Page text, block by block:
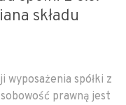
składu
wyposażenia spółki z
prawną jest